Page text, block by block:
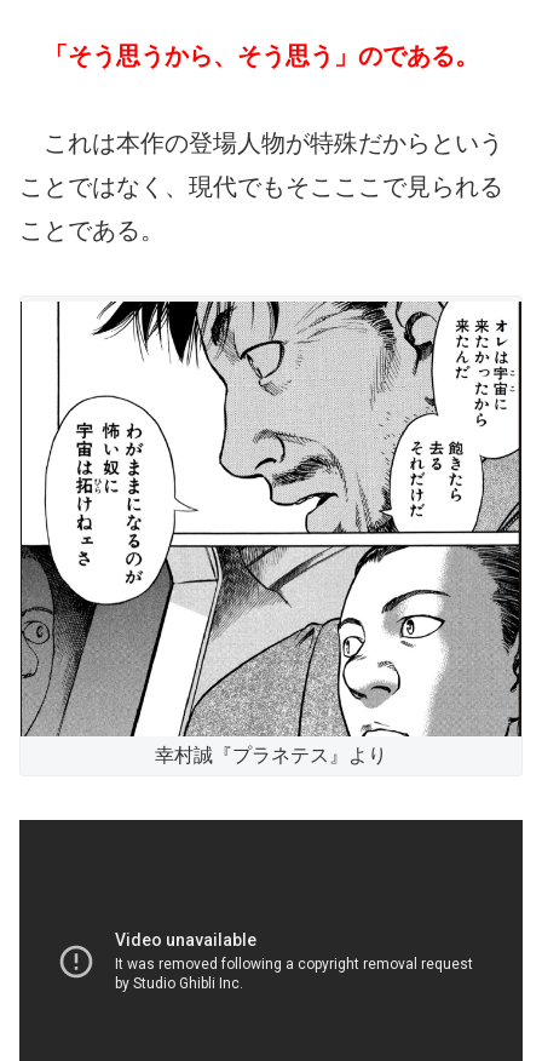
「そう思うから、そう思う」のである。
これは本作の登場人物が特殊だからという
ことではなく、現代でもそこここで見られる
ことである。
幸村誠『プラネテス』より